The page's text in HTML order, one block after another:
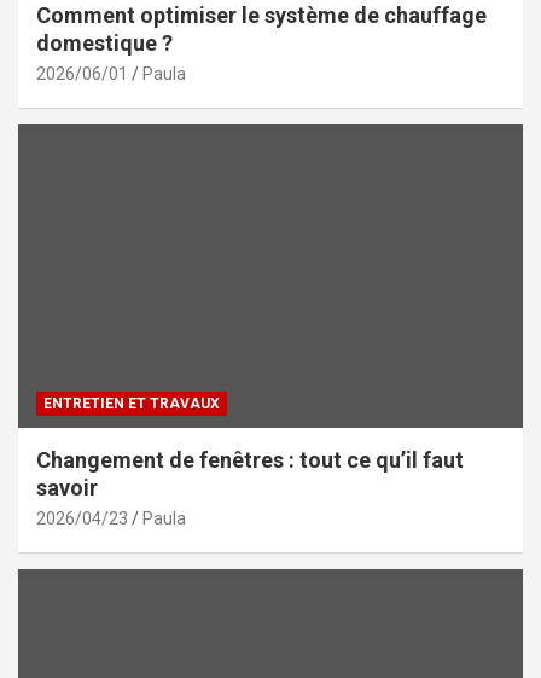
Comment optimiser le système de chauffage
domestique ?
2026/06/01 Paula
ENTRETIEN ET TRAVAUX
Changement de fenêtres : tout ce qu’il faut
savoir
2026/04/23 Paula